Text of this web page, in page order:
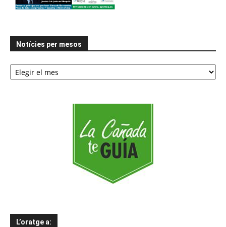
Notícies per mesos
Notícies
per
L’oratge a: